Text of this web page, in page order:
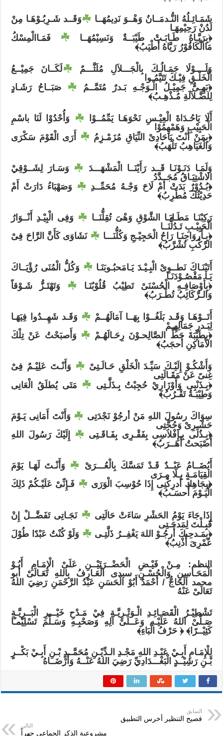
شَمَـائِـلُهُ النُّـدمَــانُ وَهْــوَ نَدِيمُهَــا ⁦
⁩وَقَــد شَـرِبُـوْهَـا مِنْ
لَدُنْ رَحِيْمِهَـا
﴿بِرَيَّـاهُ طَـابَـتْ طَيْبَــةٌ وَنَسِيْمُهَــا ⁦
⁩ فَمَـاالْمِسْكُ
مَاالْكَافُوْرُ رَيَّاهُ أَطْيَبُ﴾
وَلَــــوْلَا جَمَـالُـكَ بِالْجَـــلاَلِ مُلَثَّـــمٌ ⁦
⁩لَكَــانَ جَمِيْــعُ
الْخَلْـقِ فِيْـكَ تَتَيَّمُـوا
﴿بَهِـىٌّ جَمِيْـلُ الْـوَجْـهِ بَـدرٌ مُتَمَّــمُ ⁦
⁩ صَبَــاحُ رَشَـادٍ
لِلضَّـلاَلَةِ مُـذْهِـبُ﴾
أَلَا يَاحُـدَاةَ الْعِيْـسِ نَحْوَهَـا يَمِّمُــوْا ⁦
⁩ وَأُحْدُوْا لَنَا باسْمِ
الْحَبِيْبِ وَهَمْهِمُوْا
﴿بِمَنْ أَنْتَ يَاحَادِىْ النِّيَاقِ مُزَمْـزِمُ ⁦
⁩ أَرَى الْقَوْمَ سَكْرَى
وَالْغَيَاهِبُ تَلْهَبُ﴾
وَلَمَـا دَنَـوْنَـا قَــد رَأَيْنَــا الْمَشْهَـــدَ ⁦
⁩ وَسَـارَ لِشَــوْقِيْ
الاشْتِيَـاقُ مُجَــدَّدُ
﴿بُـدُوْرٌ بَدَتْ أَمْ لَاحَ وَجْـهُ مُحَمِّــدِ ⁦
⁩ وَصَهْبَاءُ دَارَتْ أَمْ
حَدِيْثُكَ مُطْرِبُ﴾
رَكِبْنَـا مَطَـايَـا الشَّوْقِ وَهْىَ تُقِلُّنَــا ⁦
⁩ وَفِى الْبِيْـدِ أَنْــوَارُ
الْحَبِيْـبِ تَـدُلُّنَــا
﴿بِـأَروَاحِنَـا رَاحُ الْحَجِيْـجِ وَكُلُّنَـــا ⁦
⁩ نَشَاوَى كَأَنَّ الرَّاحَ فِىْ
الرَّكْبِ تُشْرَّبُ﴾
أَتَيْنَـاكَ نَطــوِىْ الْبِـيْـدَ يَـامَحبُـوبَنَـا ⁦
⁩ وَكُلُّ الْمُنَى رُؤْيَــاكَ
يَـا مَقْصُـوْدَنَـا
﴿بِأَوْصَافِـهِ الْحُسْنَىْ تَطِيْبُ قُلُوْبُنَـا ⁦
⁩ وَتَهْتَـزُّ شَـوْقاً
وَالـرَّكَائِبُ تُطْـرَبُ﴾
أَتَــوْهَـا وَقَـد بَلَغُــوْا بِهَــا آمَالَهُــمْ ⁦
⁩ وَقَـد شَهِــدُوا فِيَهَـا
لِبَـدرِ جَمَالِهِـمْ
﴿بِطَيْبَةَ حَطَّ الصَّالِحـوْنَ رِحَـالَهُـمْ ⁦
⁩ وَأَصبَحْتُ عَنْ تِلْكَ
الأَمَاكِنِ أُحجَبُ﴾
وَأَشْكُـوْ إِلَيْـكَ سَيِّـدَ الْخَلْقِ حَـالَـتِىْ ⁦
⁩ وَأَنْـتَ عَلِيْـمٌ فِىْ
غِنىً عَنْ مَقَـالَتِى
﴿بِـذَنْبِى وَأَوْزَارِيْ حُجِبْتُ بِـذَلَّـتِى ⁦
⁩ مَتَى يُطلَقُ الْعَانِى
وَطِيْبَـةُ تَقْـرُبُ﴾
سِوَاكَ رسُولَ اللهِ مَنْ أرجُوْ نَجْدَتِى ⁦
⁩ وَأَنْتَ أَمَانِى يَـوْمَ
حَشْـرِىْ وَحُجَّتِى
﴿بِـذُلِّى بِـإِفْلاَسِى بِفَقْـرِى بِفَـاقَـتِى ⁦
⁩ إِلَيْكَ رَسُولَ اللهِ
أَصْبَحتُ أَهَــرَبُ﴾
أَيُضَــامُ عَبْــدٌ قَـدْ تَمَسَّكَ بِالْعُـــرَىْ ⁦
⁩ وَأَنْـتَ لَهَـا يَوْمَ
القِيَامَـةِ بِـلَا مِـرَى
﴿بِجَاهِكَ أَدرِكْنِى إِذَا حُوْسِبَ الْوَرَى ⁦
⁩ فَـإِنِّىْ عَلَيْـكُمْ ذَلِكَ
الْيَـوْمَ أُحسَـبُ﴾
إِذَا جَاءَ يَوْمُ الحَشْرِ سَاءَتْ حَالَتِى ⁦
⁩ نَجَـاتِى تَفَضَّــلْ إِنْ
قَبِـلْتَ لِمَدحَـتِى
﴿بِمَـدحِـكَ أَرجُـوْ اللهَ يَغْفِــرُ ذَلَّتِـى ⁦
⁩ وَلَوْ كُنْتُ عَبْدًا طُوْلَ
عُمْرِىَ أُذْنِبُ﴾
النظم: مِـنْ فَيْـضِ الْحَضْــرَتَيْــنِ عَلَىْ الْإِمَـامِ أَبُـوْ
الْمَحَـاسِنِ وَالْحُسْـنِ سيدى الْعَـارِفُ بِاللهِ تَعَـالَىْ أبو
محمد الْحَاجُّ / أَحْمَدُ أَبُوْ الْحَسَنِ عَبْدُ الرَّحْمَنِ رَضِيَ اللهُ
تَعَالَىْ عَنْهُ
تَشْطِيْـرُ الْقَصَـائِـدِ الْـوَتْـرِيَّـةِ فِيْ مَـدْحِ خَيْـــرِ الْبَــرِيَّـةِ
صَـلَّىْ اللهُ عَلَيْـهِ وَعَــلَىْ آلِهِ وَصَحْبِـهِ وَسَـلَّمَ تَسْلِيْمـًا
كَثِيْــرًا﴾ ﴿ حَرْفُ الْبَاءِ﴾
لِلْإِمَـامِ أَبِـيْ عَبْـدِ اللهِ مَجْـدِ الـدِّيْـنِ مُحَمَّــدٍ بْـنِ أَبِـيْ بَكْــرٍ
بْـنِ رَشِيْــدٍ الْبَغْـــدَادِيِّ رَضِيَ اللهُ عَنْــهُ وَأَرْضَــاهُ
السابق
فصيح التنظير أخرس التطبيق
التالي
مشروعية الذكر الجماعى جهراً